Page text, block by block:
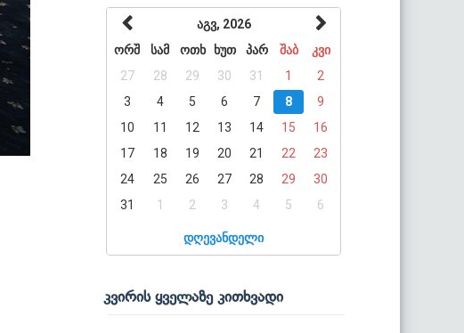
აგვ, 2026
ორშ
სამ ოთხ ხუთ პარ შაბ
კვი
27
28 29 30 31 1
2
3
4 5 6 7 8
9
10
11 12 13 14 15
16
17
18 19 20 21 22
23
24
25 26 27 28 29
30
31
1 2 3 4 5 6
დღევანდელი
კვირის ყველაზე კითხვადი